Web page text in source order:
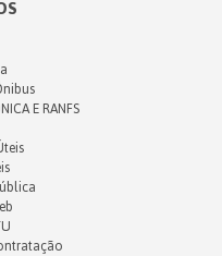
E RANFS